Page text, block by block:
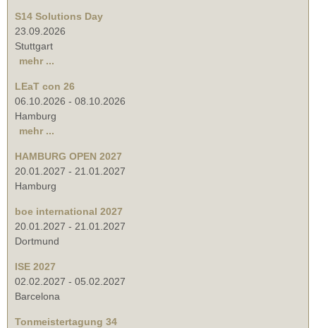
S14 Solutions Day
23.09.2026
Stuttgart
mehr ...
LEaT con 26
06.10.2026 - 08.10.2026
Hamburg
mehr ...
HAMBURG OPEN 2027
20.01.2027 - 21.01.2027
Hamburg
boe international 2027
20.01.2027 - 21.01.2027
Dortmund
ISE 2027
02.02.2027 - 05.02.2027
Barcelona
Tonmeistertagung 34